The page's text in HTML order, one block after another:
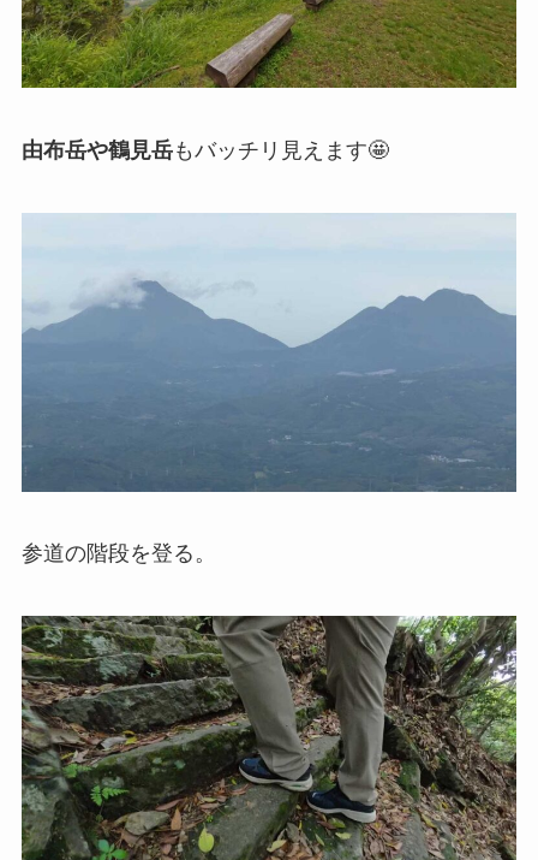
由布岳や鶴見岳もバッチリ見えます🤩
参道の階段を登る。